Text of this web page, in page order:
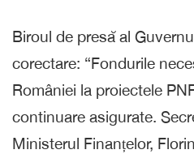
Biroul de presă al
corectare: “Fondurile
României la proiectele
continuare asigurate.
Ministerul Finanțelor,